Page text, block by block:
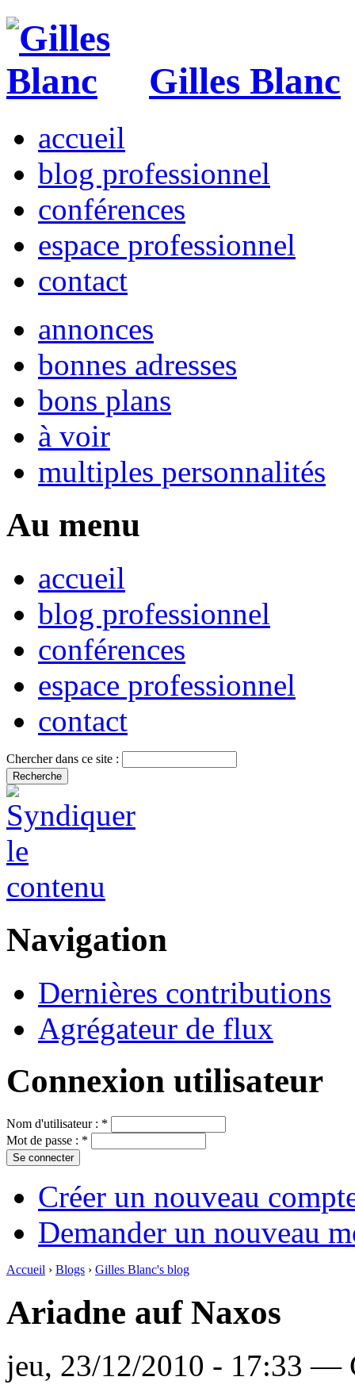
Gilles Blanc
accueil
blog professionnel
conférences
espace professionnel
contact
annonces
bonnes adresses
bons plans
à voir
multiples personnalités
Au menu
accueil
blog professionnel
conférences
espace professionnel
contact
Chercher dans ce site :
Navigation
Dernières contributions
Agrégateur de flux
Connexion utilisateur
Nom d'utilisateur : *
Mot de passe : *
Créer un nouveau
Demander un nouveau
Accueil › Blogs › Gilles Blanc's blog
Ariadne auf Naxos
jeu, 23/12/2010 - 17:33 —